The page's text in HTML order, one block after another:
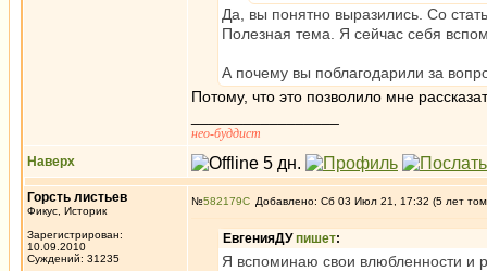
Да, вы понятно выразились. Со
Полезная тема. Я сейчас себя
А почему вы поблагодарили за
Потому, что это позволило мне
нео-буддист
Наверх
Горсть листьев
Фикус, Историк
Зарегистрирован:
10.09.2010
Суждений: 31235
№582179 Добавлено: Сб 03 Июл 21, 17:32 (5 лет
ЕвгенияДУпишет:
Я вспоминаю свои влюбленности и